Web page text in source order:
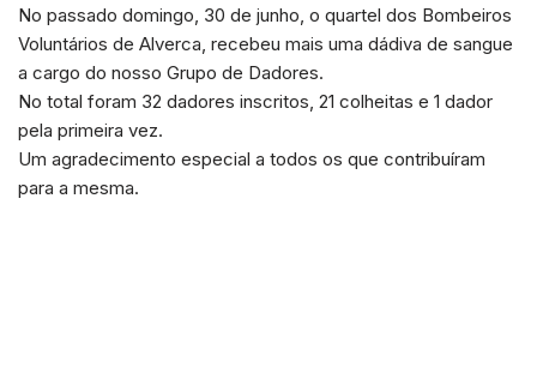
No passado domingo, 30 de junho, o quartel dos Bombeiros
Voluntários de Alverca, recebeu mais uma dádiva de sangue
a cargo do nosso Grupo de Dadores.
No total foram 32 dadores inscritos, 21 colheitas e 1 dador
pela primeira vez.
Um agradecimento especial a todos os que contribuíram
para a mesma.